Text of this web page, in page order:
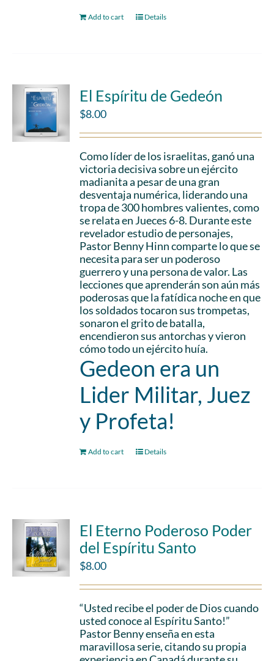
Add to cart Details
El Espíritu de Gedeón
$8.00
Como líder de los israelitas, ganó una
victoria decisiva sobre un ejército
madianita a pesar de una gran
desventaja numérica, liderando una
tropa de 300 hombres valientes, como
se relata en Jueces 6-8. Durante este
revelador estudio de personajes,
Pastor Benny Hinn comparte lo que se
necesita para ser un poderoso
guerrero y una persona de valor. Las
lecciones que aprenderán son aún más
poderosas que la fatídica noche en que
los soldados tocaron sus trompetas,
sonaron el grito de batalla,
encendieron sus antorchas y vieron
cómo todo un ejército huía.
Gedeon era un
Lider Militar, Juez
y Profeta!
Add to cart Details
El Eterno Poderoso Poder
del Espíritu Santo
$8.00
“Usted recibe el poder de Dios cuando
usted conoce al Espíritu Santo!”
Pastor Benny enseña en esta
maravillosa serie, citando su propia